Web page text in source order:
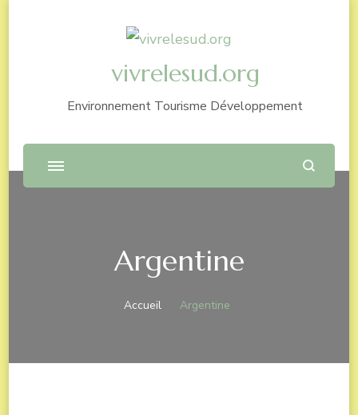
vivrelesud.org
Environnement Tourisme Développement
Argentine
Accueil Argentine